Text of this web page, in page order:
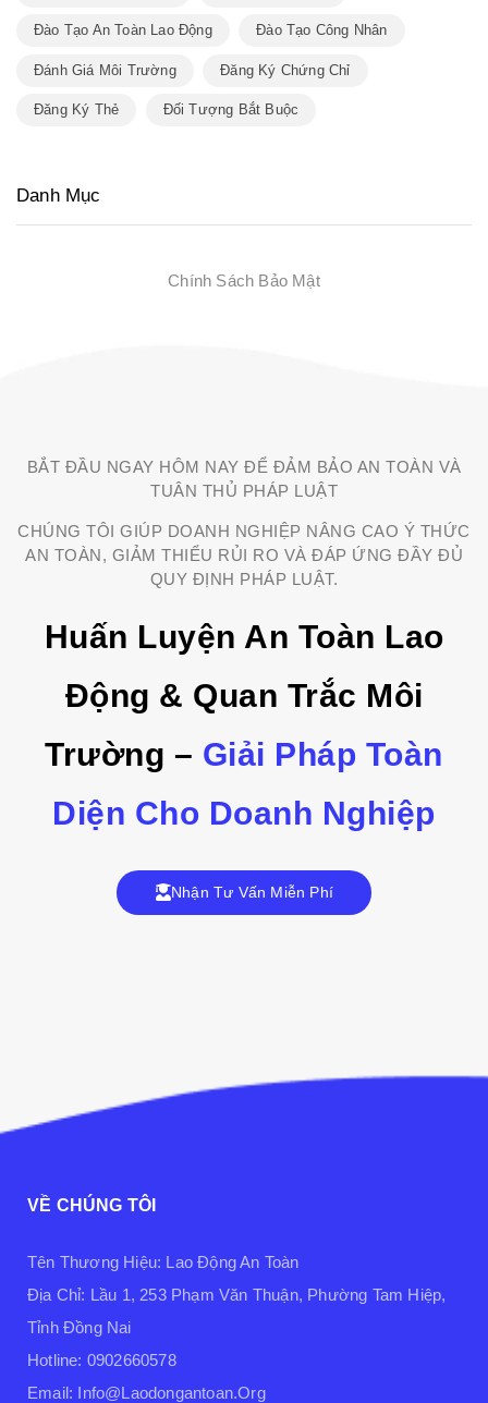
Đào Tạo An Toàn Lao Động Đào Tạo Công Nhân
Đánh Giá Môi Trường Đăng Ký Chứng Chỉ
Đăng Ký Thẻ Đối Tượng Bắt Buộc
Danh Mục
Chính Sách Bảo Mật
BẮT ĐẦU NGAY HÔM NAY ĐỂ ĐẢM BẢO AN TOÀN VÀ
TUÂN THỦ PHÁP LUẬT
CHÚNG TÔI GIÚP DOANH NGHIỆP NÂNG CAO Ý THỨC
AN TOÀN, GIẢM THIỂU RỦI RO VÀ ĐÁP ỨNG ĐẦY ĐỦ
QUY ĐỊNH PHÁP LUẬT.
Huấn Luyện An Toàn Lao
Động & Quan Trắc Môi
Trường – Giải Pháp Toàn
Diện Cho Doanh Nghiệp
Nhận Tư Vấn Miễn Phí
VỀ CHÚNG TÔI
Tên Thương Hiệu: Lao Động An Toàn
Địa Chỉ: Lầu 1, 253 Phạm Văn Thuận, Phường Tam Hiệp,
Tỉnh Đồng Nai
Hotline: 0902660578
Email: Info@laodongantoan.org